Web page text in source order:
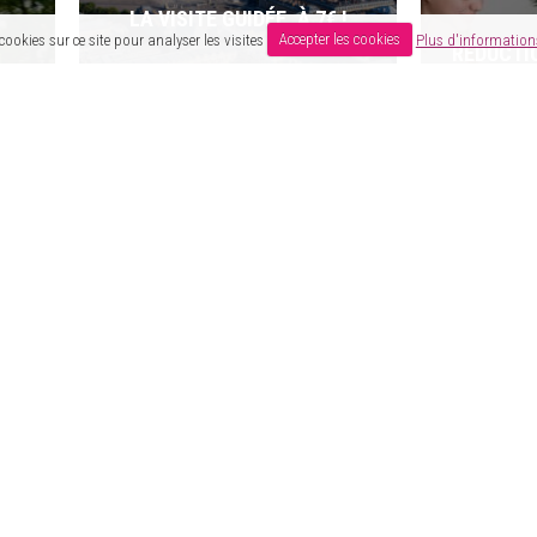
sur ce site pour analyser les visites Accepter les cookies Plus
DE 20 % SUR LES
10 % DE RÉDUCTION SUR